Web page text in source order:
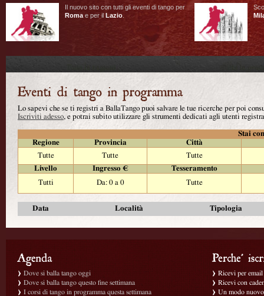
Il nuovo sito con tutti gli eventi di tango per
Roma e per il Lazio
Lo sapevi che se ti registri a BallaTango puoi salvare le tue ricerche per poi
Iscriviti adesso, e potrai subito utilizzare gli strumenti dedicati agli utenti
Stai
Regione
Provincia
Città
Tutte
Tutte
Tutte
Livello
Ingresso €
Tesseramento
Tutti
Da: 0 a 0 Tutte
Data Località Tipologia
Dove si balla tango oggi
Dove si balla tango questo fine settimana
I corsi di tango in programma questa settimana
Ricevi per
Ricevi con
Un modo